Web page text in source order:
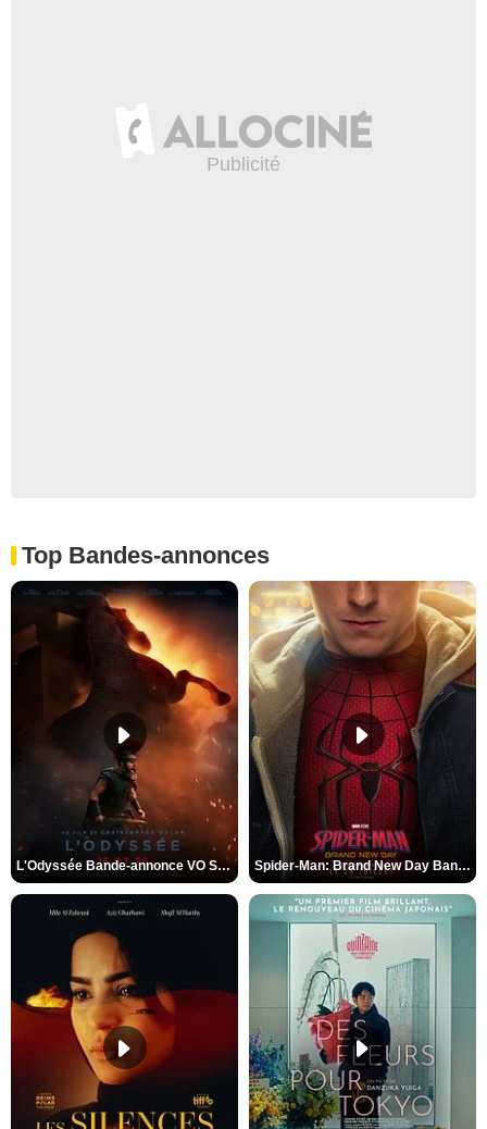
Top Bandes-annonces
L'Odyssée Bande-annonce VO STFR Spider-Man: Brand New Day Bande-annonce VO STFR